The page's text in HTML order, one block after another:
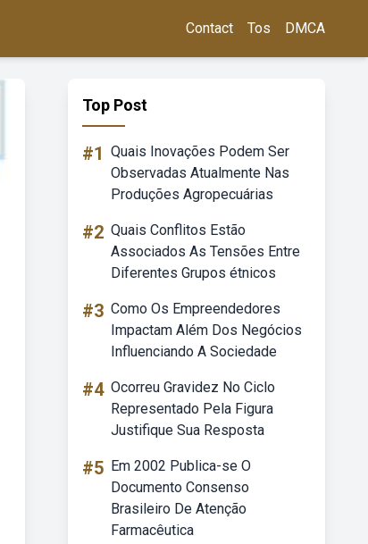
Contact Tos DMCA
Top Post
#1 Quais Inovações Podem Ser
Observadas Atualmente Nas
Produções Agropecuárias
#2 Quais Conflitos Estão
Associados As Tensões Entre
Diferentes Grupos étnicos
#3 Como Os Empreendedores
Impactam Além Dos Negócios
Influenciando A Sociedade
#4 Ocorreu Gravidez No Ciclo
Representado Pela Figura
Justifique Sua Resposta
#5 Em 2002 Publica-se O
Documento Consenso
Brasileiro De Atenção
Farmacêutica